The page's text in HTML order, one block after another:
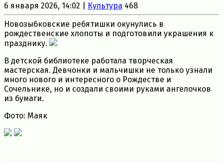
6 января 2026, 14:02 | Культура 468
Новозыбковские ребятишки окунулись в
рождественские хлопоты и подготовили украшения к
празднику.
В детской библиотеке работала творческая
мастерская. Девчонки и мальчишки не только узнали
много нового и интересного о Рождестве и
Сочельнике, но и создали своими руками ангелочков
из бумаги.
Фото: Маяк